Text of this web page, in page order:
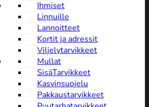
Ihmiset
Linnuille
Lannoitteet
Kortit ja adressit
Viljelytarvikkeet
Mullat
SisäTarvikkeet
Kasvinsuojelu
Pakkaustarvikkeet